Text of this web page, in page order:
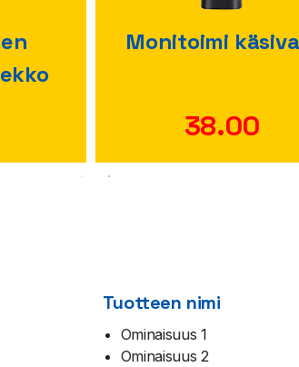
Monitoimi
38.00
Tuotteen nimi
Ominaisuus 1
Ominaisuus 2